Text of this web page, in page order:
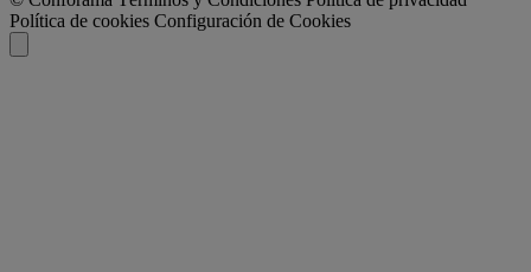
Política de cookies Configuración de Cookies